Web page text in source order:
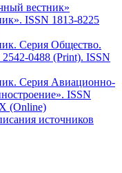
вестник»
ISSN 1813-8225
Серия Общество.
0488 (Print). ISSN
Серия Авиационно-
ISSN
(Online)
источников